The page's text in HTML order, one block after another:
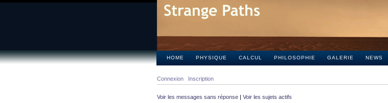
HOME PHYSIQUE CALCUL PHILOSOPHIE GALERIE NEWS
Connexion Inscription
Voir les messages sans réponse | Voir les sujets actifs